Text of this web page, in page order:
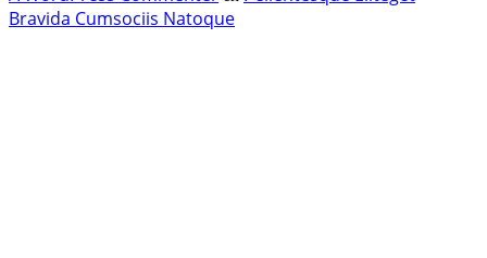
Bravida Cumsociis Natoque